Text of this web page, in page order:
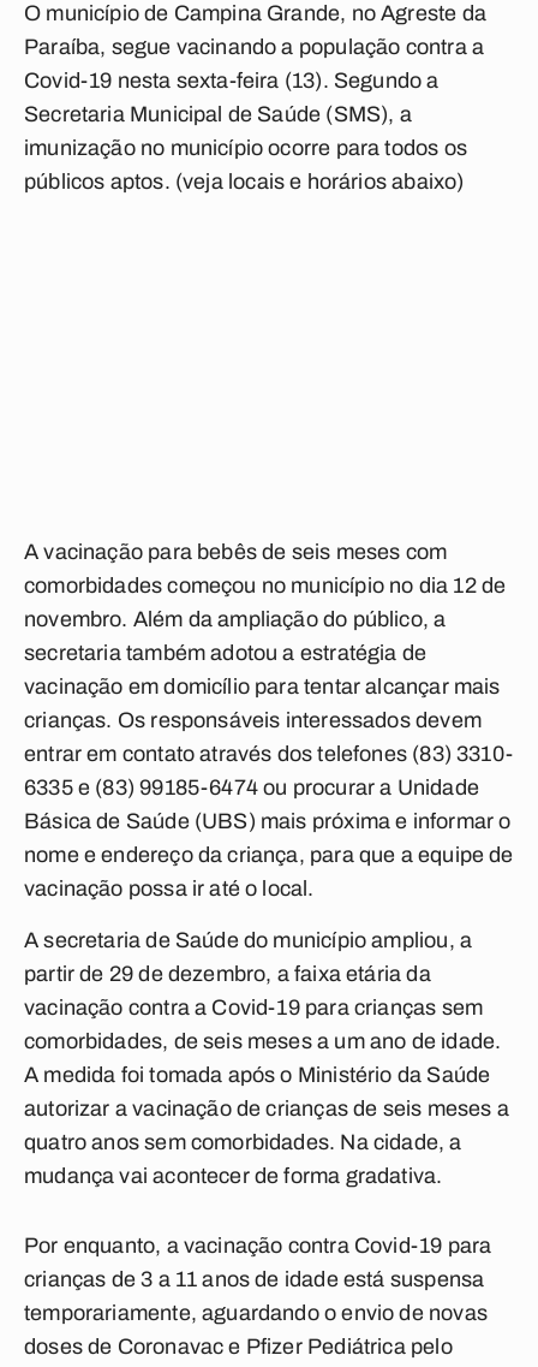
O município de Campina Grande, no Agreste da
Paraíba, segue vacinando a população contra a
Covid-19 nesta sexta-feira (13). Segundo a
Secretaria Municipal de Saúde (SMS), a
imunização no município ocorre para todos os
públicos aptos. (veja locais e horários abaixo)
A vacinação para bebês de seis meses com
comorbidades começou no município no dia 12 de
novembro. Além da ampliação do público, a
secretaria também adotou a estratégia de
vacinação em domicílio para tentar alcançar mais
crianças. Os responsáveis interessados devem
entrar em contato através dos telefones (83) 3310-
6335 e (83) 99185-6474 ou procurar a Unidade
Básica de Saúde (UBS) mais próxima e informar o
nome e endereço da criança, para que a equipe de
vacinação possa ir até o local.
A secretaria de Saúde do município ampliou, a
partir de 29 de dezembro, a faixa etária da
vacinação contra a Covid-19 para crianças sem
comorbidades, de seis meses a um ano de idade.
A medida foi tomada após o Ministério da Saúde
autorizar a vacinação de crianças de seis meses a
quatro anos sem comorbidades. Na cidade, a
mudança vai acontecer de forma gradativa.
Por enquanto, a vacinação contra Covid-19 para
crianças de 3 a 11 anos de idade está suspensa
temporariamente, aguardando o envio de novas
doses de Coronavac e Pfizer Pediátrica pelo